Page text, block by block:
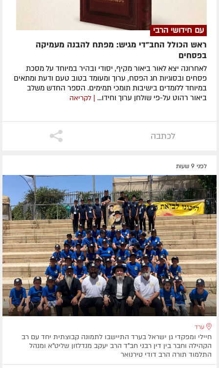
עם חידושי הרבי
ראש הכולל החב"די מגיש: מפתח להבנה מעמיקה
בפסחים
לאחרונה ​יצא לאור ביאור מקיף, יסודי ובהיר במיוחד על מסכת
פסחים ובסוגיות חג הפסח, ערוך ומעומד בטוב טעם ודעת ומתאים
במיוחד ללומדים בישיבות תומכי תמימים. ​הספר החדש משלב
ביאור רהוט על-פי שולחן ערוך וחידו... | לקריאה
לכתבה
לפני 9 שעות
ערד
חיילי ומפקדי גן ישראל בערד התיישבו לתמונה קבוצתית יחד עם רב
הקהילה וחבר בין דין רבני חב"ד הרב יעקב מנדלזון שליט"א ומנהל
התלמוד תורה הרב דודי טירנואר